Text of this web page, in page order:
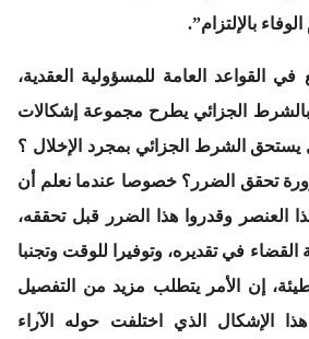
بالإلتزام”.
القواعد العامة للمسؤولية العقدية،
بالشرط الجزائي يطرح مجموعة إشكالات
يستحق الشرط الجزائي بمجرد الإخلال ؟
تحقق الضرر؟ خصوصا عندما نعلم أن
العنصر وقدروا هذا الضرر قبل تحققه،
في تقديره، وتوفيرا للوقت وتجنبا
إن الأمر يتطلب مزيد من التفصيل
الإشكال الذي اختلفت حوله الآراء